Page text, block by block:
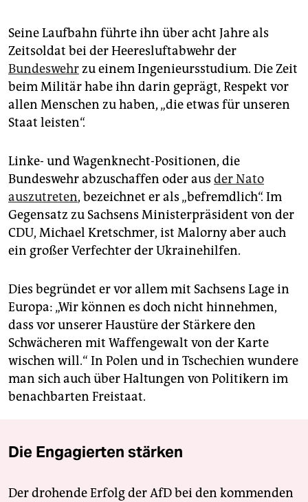
Seine Laufbahn führte ihn über acht Jahre als
Zeitsoldat bei der Heeresluftabwehr der
Bundeswehrzu einem Ingenieursstudium. Die Zeit
beim Militär habe ihn darin geprägt, Respekt vor
allen Menschen zu haben, „die etwas für unseren
Staat leisten“.
Linke- und Wagenknecht-Positionen, die
Bundeswehr abzuschaffen oder aus der Nato
auszutreten, bezeichnet er als „befremdlich“. Im
Gegensatz zu Sachsens Ministerpräsident von der
CDU, Michael Kretschmer, ist Malorny aber auch
ein großer Verfechter der Ukrainehilfen.
Dies begründet er vor allem mit Sachsens Lage in
Europa: „Wir können es doch nicht hinnehmen,
dass vor unserer Haustüre der ­Stärkere den
Schwächeren mit Waffengewalt von der Karte
wischen will.“ In Polen und in Tschechien wundere
man sich auch über Haltungen von Politikern im
benachbarten Freistaat.
Die Engagierten stärken
Der drohende Erfolg der AfD bei den kommenden